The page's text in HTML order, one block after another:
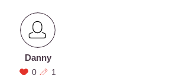
Danny
0 1